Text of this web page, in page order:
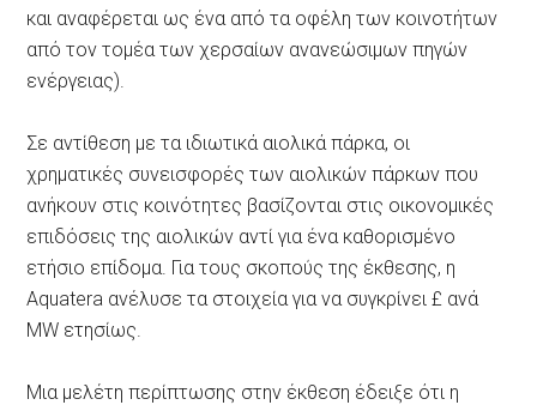
και αναφέρεται ως ένα από τα οφέλη των κοινοτήτων
από τον τομέα των χερσαίων ανανεώσιμων πηγών
ενέργειας).
Σε αντίθεση με τα ιδιωτικά αιολικά πάρκα, οι
χρηματικές συνεισφορές των αιολικών πάρκων που
ανήκουν στις κοινότητες βασίζονται στις οικονομικές
επιδόσεις της αιολικών αντί για ένα καθορισμένο
ετήσιο επίδομα. Για τους σκοπούς της έκθεσης, η
Aquatera ανέλυσε τα στοιχεία για να συγκρίνει £ ανά
MW ετησίως.
Μια μελέτη περίπτωσης στην έκθεση έδειξε ότι η